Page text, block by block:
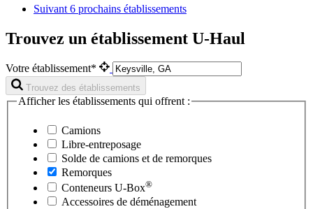
Suivant 6 prochains établissements
Trouvez un établissement U-Haul
Votre établissement*
Trouvez des établissements
Afficher les établissements qui offrent :
Camions
Libre-entreposage
Solde de camions et de remorques
Remorques
Conteneurs U-Box®
Accessoires de déménagement